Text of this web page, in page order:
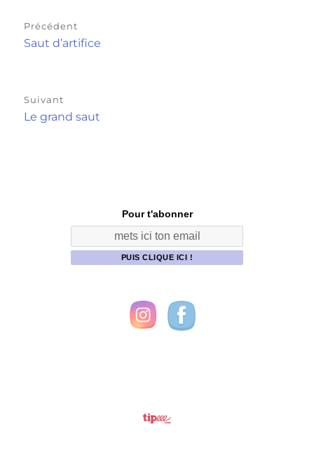
de
Précédent
Publication
Saut d’artifice
Suivant
Publication
Le grand saut
Pour t'abonner